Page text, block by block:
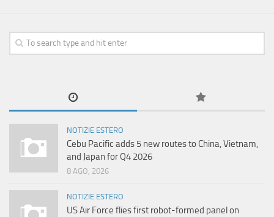
NOTIZIE ESTERO
Cebu Pacific adds 5 new routes to China, Vietnam,
and Japan for Q4 2026
8 AGO, 2026
NOTIZIE ESTERO
US Air Force flies first robot-formed panel on